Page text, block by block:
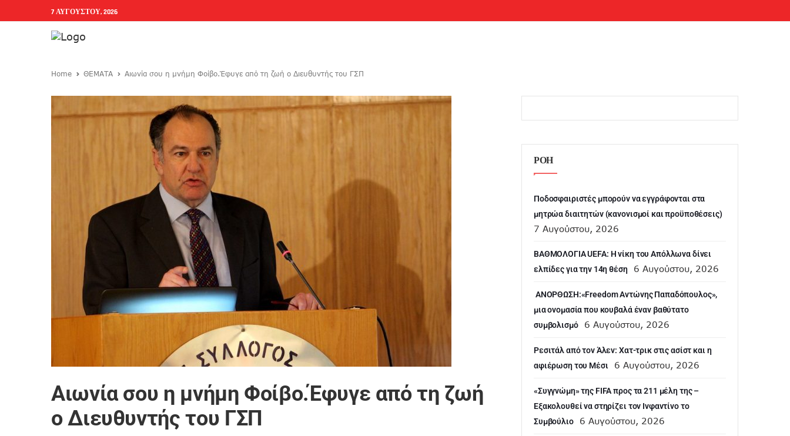
7 ΑΥΓΟΎΣΤΟΥ, 2026
Home ΘΕΜΑΤΑ Αιωνία σου η μνήμη Φοίβο.Έφυγε από τη ζωή ο Διευθυντής του ΓΣΠ
Αιωνία σου η μνήμη Φοίβο.Έφυγε από τη ζωή
ο Διευθυντής του ΓΣΠ
ΡΟΗ
Ποδοσφαιριστές μπορούν να εγγράφονται στα
μητρώα διαιτητών (κανονισμοί και προϋποθέσεις)
7 Αυγούστου, 2026
ΒΑΘΜΟΛΟΓΙΑ UEFA: Η νίκη του Απόλλωνα δίνει
ελπίδες για την 14η θέση
6 Αυγούστου, 2026
ANOΡΘΩΣΗ:«Freedom Αντώνης Παπαδόπουλος»,
μια ονομασία που κουβαλά έναν βαθύτατο
συμβολισμό
6 Αυγούστου, 2026
Ρεσιτάλ από τον Άλεν: Χατ-τρικ στις ασίστ και η
αφιέρωση του Μέσι
6 Αυγούστου, 2026
«Συγγνώμη» της FIFA προς τα 211 μέλη της –
Εξακολουθεί να στηρίζει τον Ινφαντίνο το
Συμβούλιο
6 Αυγούστου, 2026